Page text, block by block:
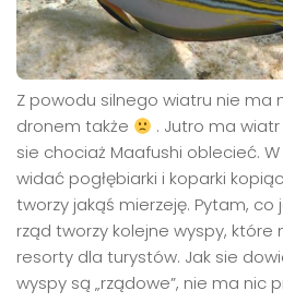
Z powodu silnego wiatru nie ma
dronem także
. Jutro ma
sie chociaż Maafushi oblecieć.
widać pogłębiarki i koparki
tworzy jakąś mierzeję. Pytam,
rząd tworzy kolejne wyspy, które
resorty dla turystów. Jak sie
wyspy są „rządowe”, nie ma nic